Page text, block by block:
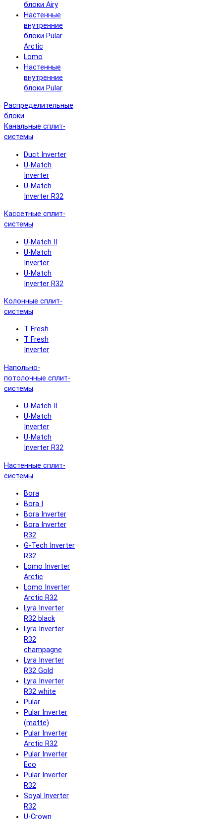
блоки Airy
Настенные
внутренние
блоки Pular
Arctic
Lomo
Настенные
внутренние
блоки Pular
Распределительные
блоки
Канальные сплит-
системы
Duct Inverter
U-Match
Inverter
U-Match
Inverter R32
Кассетные сплит-
системы
U-Match II
U-Match
Inverter
U-Match
Inverter R32
Колонные сплит-
системы
T Fresh
T Fresh
Inverter
Напольно-
потолочные сплит-
системы
U-Match II
U-Match
Inverter
U-Match
Inverter R32
Настенные сплит-
системы
Bora
Bora I
Bora Inverter
Bora Inverter
R32
G-Tech Inverter
R32
Lomo Inverter
Arctic
Lomo Inverter
Arctic R32
Lyra Inverter
R32 black
Lyra Inverter
R32
champagne
Lyra Inverter
R32 Gold
Lyra Inverter
R32 white
Pular
Pular Inverter
(matte)
Pular Inverter
Arctic R32
Pular Inverter
Eco
Pular Inverter
R32
Soyal Inverter
R32
U-Crown